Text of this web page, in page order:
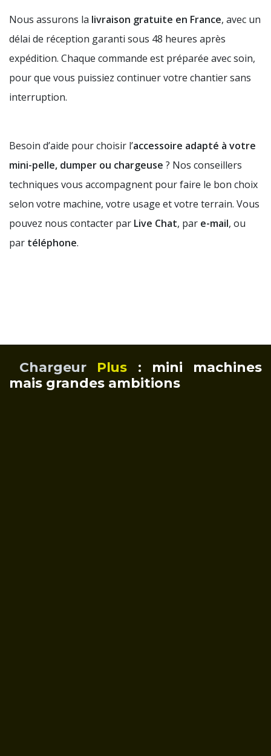
Nous assurons la livraison gratuite en France, avec un
délai de réception garanti sous 48 heures après
expédition. Chaque commande est préparée avec soin,
pour que vous puissiez continuer votre chantier sans
interruption.
Besoin d’aide pour choisir l’accessoire adapté à votre
mini-pelle, dumper ou chargeuse ? Nos conseillers
techniques vous accompagnent pour faire le bon choix
selon votre machine, votre usage et votre terrain. Vous
pouvez nous contacter par Live Chat, par e-mail, ou
par téléphone.
Chargeur Plus : mini machines
mais grandes ambitions